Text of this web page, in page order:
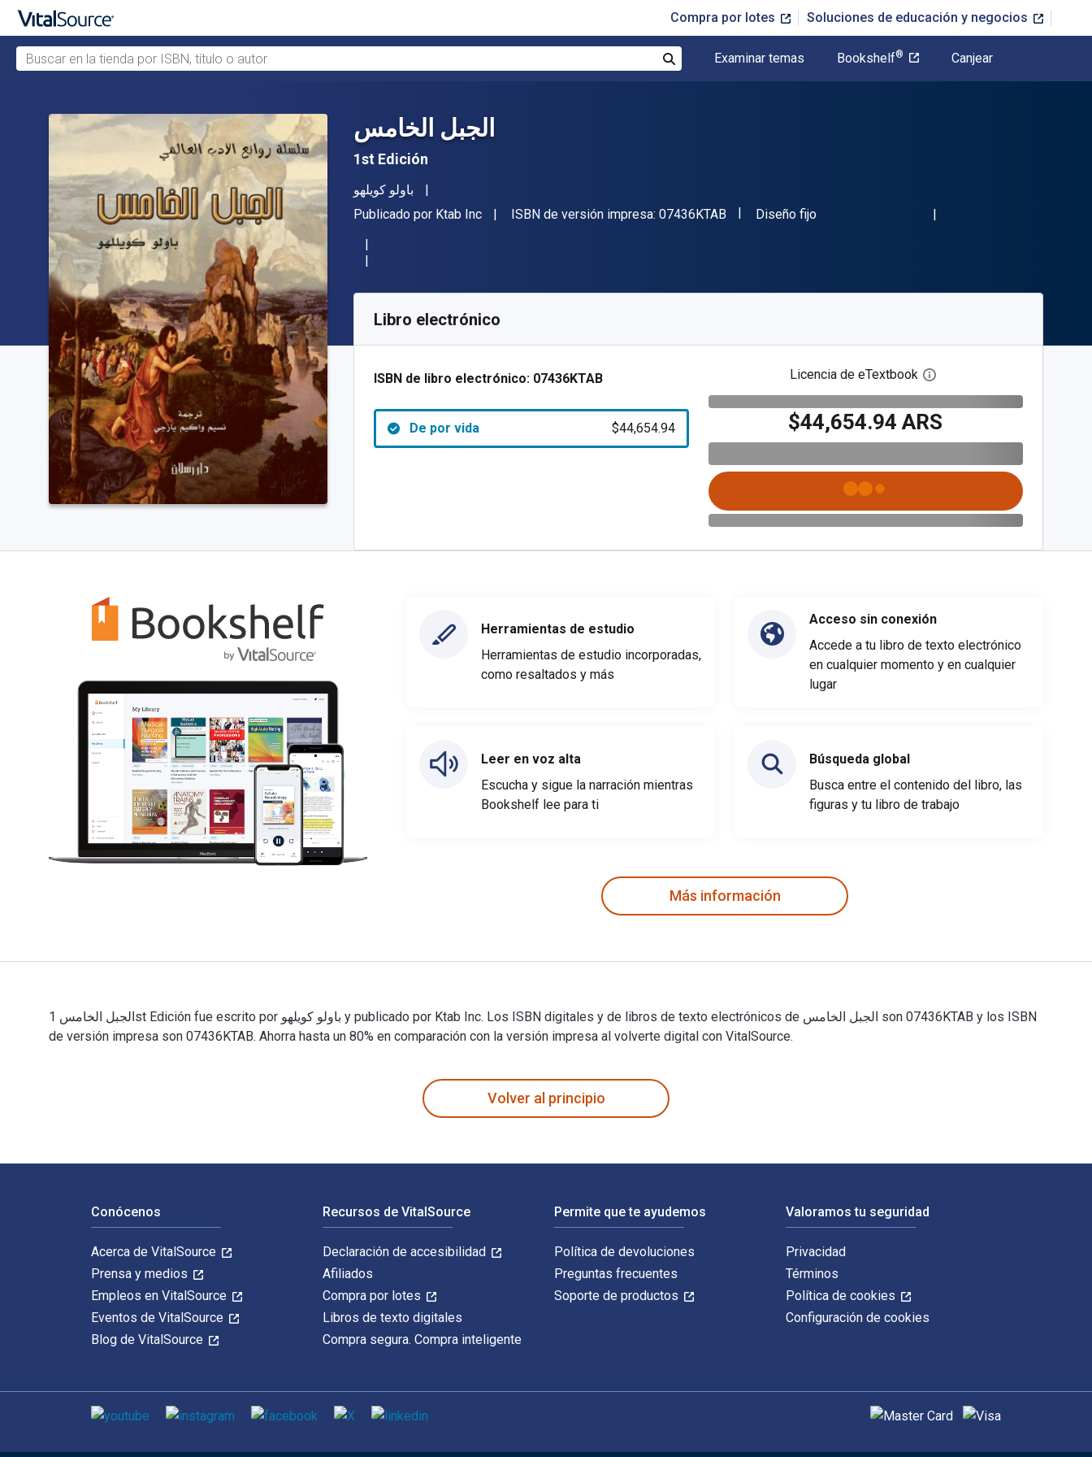
Compra por lotes Soluciones de educación y negocios
Buscar en la tienda por ISBN, título o autor
Examinar temas Bookshelf® Canjear
الجبل الخامس
1st Edición
Autor(es)
باولو كويلهو
Editor
Publicado por Ktab Inc ISBN de versión impresa: 07436KTAB "ISBN-13 07436KTAB"
Formato
Diseño fijo
SKU:
Libro electrónico
ISBN de libro electrónico: 07436KTAB
De por vida $44,654.94
Licencia de eTextbook Abre el cuadro de diálogo
$44,654.94 ARS
Herramientas de estudio
Herramientas de estudio incorporadas,
como resaltados y más
Leer en voz alta
Escucha y sigue la narración mientras
Bookshelf lee para ti
Acceso sin conexión
Accede a tu libro de texto electrónico
en cualquier momento y en cualquier
lugar
Búsqueda global
Busca entre el contenido del libro, las
figuras y tu libro de trabajo
Más información
الجبل الخامس 1st Edición fue escrito por باولو كويلهو y publicado por Ktab Inc. Los ISBN digitales y de libros de texto electrónicos de الجبل الخامس son 07436KTAB y los ISBN
de versión impresa son 07436KTAB. Ahorra hasta un 80% en comparación con la versión impresa al volverte digital con VitalSource.
Volver al principio
Conócenos
Acerca de VitalSource
Prensa y medios
Empleos en VitalSource
Eventos de VitalSource
Blog de VitalSource
Recursos de VitalSource
Declaración de accesibilidad
Afiliados
Compra por lotes
Libros de texto digitales
Compra segura. Compra inteligente
Permite que te ayudemos
Política de devoluciones
Preguntas frecuentes
Soporte de productos
Valoramos tu seguridad
Privacidad
Términos
Política de cookies
Configuración de cookies
Medios de comunicación social Métodos de pago admitidos